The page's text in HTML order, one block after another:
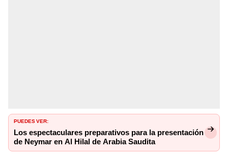
PUEDES VER:
Los espectaculares preparativos para la presentación
de Neymar en Al Hilal de Arabia Saudita